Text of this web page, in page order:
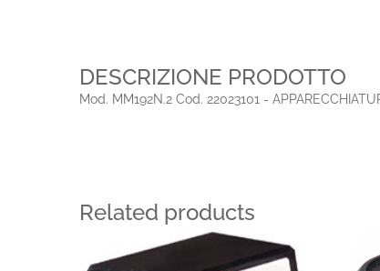
DESCRIZIONE PRODOTTO
Mod. MM192N.2 Cod. 22023101 -
Related products